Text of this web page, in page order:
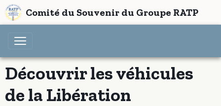
Comité du Souvenir du Groupe RATP
Découvrir les véhicules
de la Libération